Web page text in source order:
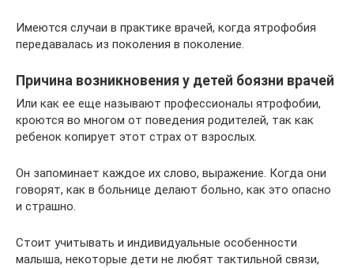
Имеются случаи в практике врачей, когда ятрофобия
передавалась из поколения в поколение.
Причина возникновения у детей боязни врачей
Или как ее еще называют профессионалы ятрофобии,
кроются во многом от поведения родителей, так как
ребенок копирует этот страх от взрослых.
Он запоминает каждое их слово, выражение. Когда они
говорят, как в больнице делают больно, как это опасно
и страшно.
Стоит учитывать и индивидуальные особенности
малыша, некоторые дети не любят тактильной связи,